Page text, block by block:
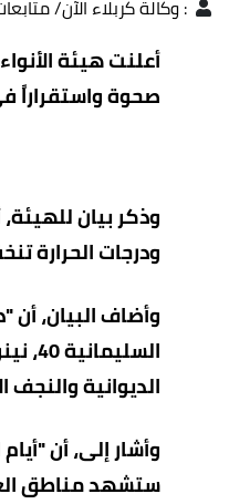
:وكالة كربلاء الآن/
أعلنت هيئة
صحوة واستقراراً
وذكر بيان
ودرجات الحرارة
الديوانية والنجف الأشرف
وأشار إلى، أن
ستشهد مناطق